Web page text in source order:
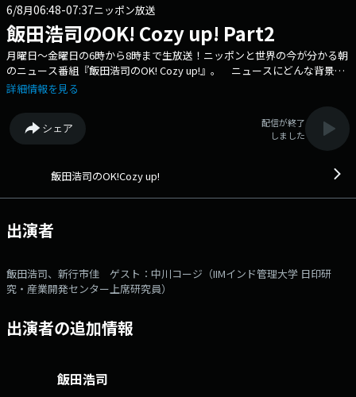
6/8月06:48-07:37ニッポン放送
飯田浩司のOK! Cozy up! Part2
月曜日～金曜日の6時から8時まで生放送！ニッポンと世界の今が分かる朝
のニュース番組『飯田浩司のOK! Cozy up!』。 ニュースにどんな背景が
あり、私たちの生活にどんな影響があるのか？多彩なコメンテーターやゲ
ポン放送アナウンサー） ○アシスタント：新行市佳（ニッポン放送アナ
ウンサー） ○コメンテーター：中川コージ（IIMインド管理大学 日印研
究・産業開発センター上席研究員） ▼6:00 【オープニング・ニュー
します。 ▼6:12 【モーニング ライフ UP！】 医師が週替わりで登
す。 ▼6:27 【ズバリ！ココが聞きたい！】 その日、コメンテーター
に聞きたい最初のニュースをズバリ解説します。 ▼6:41 【黒木瞳のあさ
にお話をうかがっていきます。 ▼6:50 【ニュース7時またぎ】 番組
が選んだこの日最新のニュースを7時をまたいでコメンテーターとたっぷ
り解説します。 ▼7:10 【お早う！ニュースネットワーク】 全国のラ
スワン！】 最新ニュースから1つ取り上げ、解説します。 ▼7:37
ース スクープUP！】 番組がピックアップしたニュースや話題を解説
します。 ▼7:55 【エンディング】 プレゼントの当選者発表！などメ
詳細情報を見る
シェア
配信が終了
しました
飯田浩司のOK!Cozy up!
出演者
飯田浩司、新行市佳 ゲスト：中川コージ（IIMインド管理大学 日印研
究・産業開発センター上席研究員）
出演者の追加情報
飯田浩司